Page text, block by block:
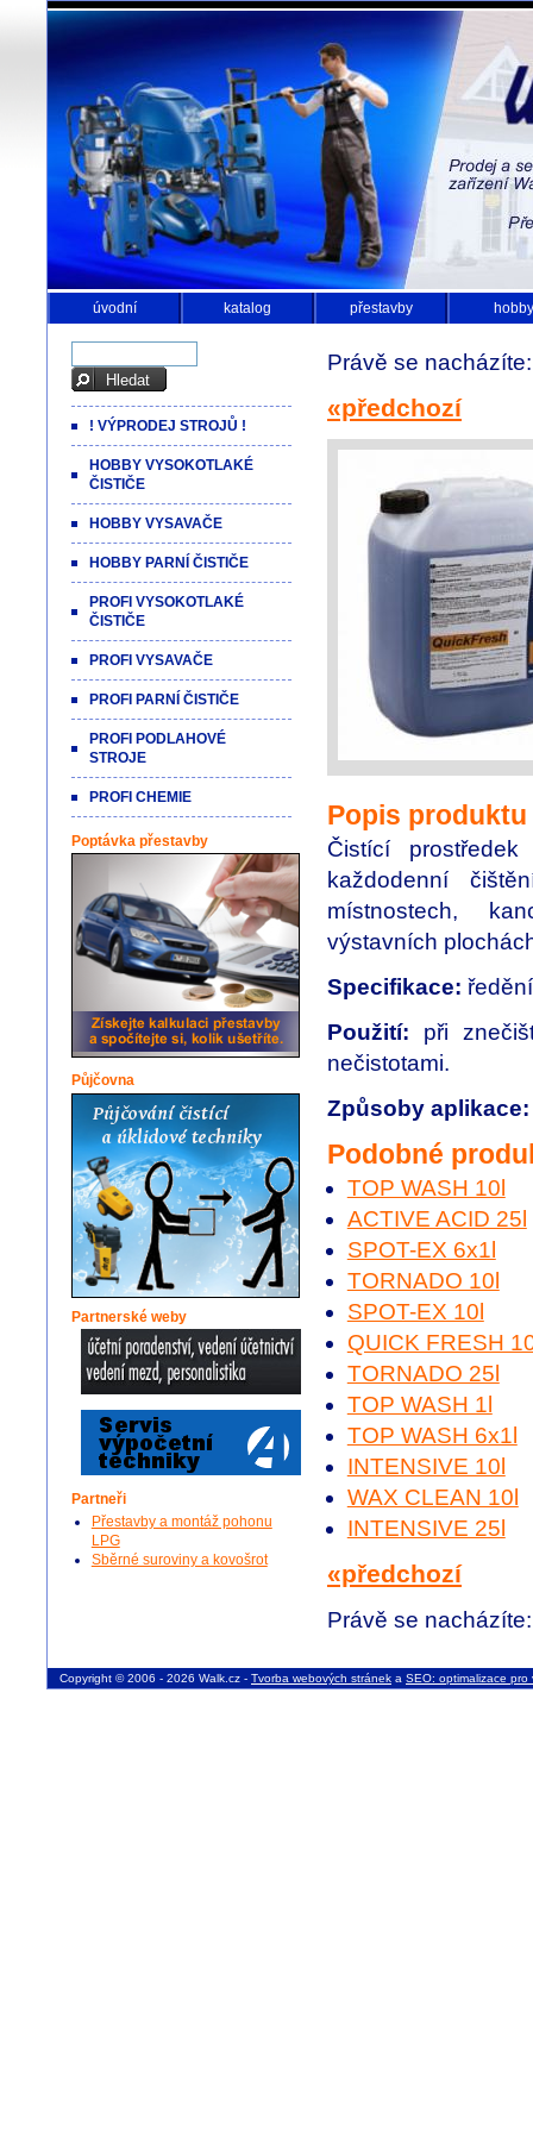
úvodní katalog přestavby hobby
Právě se
«předchozí
Popis produktu
Čistící
každodenní
místnostech,
výstavních
Specifikace:
Použití: při
nečistotami.
Způsoby aplikace:
Podobné
TOP WASH 10l
ACTIVE ACID 25l
SPOT-EX 6x1l
TORNADO 10l
SPOT-EX 10l
QUICK FRESH
TORNADO 25l
TOP WASH 1l
TOP WASH 6x1l
INTENSIVE 10l
WAX CLEAN 10l
INTENSIVE 25l
«předchozí
Právě se
! VÝPRODEJ STROJŮ !
HOBBY VYSOKOTLAKÉ
ČISTIČE
HOBBY VYSAVAČE
HOBBY PARNÍ ČISTIČE
PROFI VYSOKOTLAKÉ
ČISTIČE
PROFI VYSAVAČE
PROFI PARNÍ ČISTIČE
PROFI PODLAHOVÉ
STROJE
PROFI CHEMIE
Poptávka přestavby
Půjčovna
Partnerské weby
Partneři
Přestavby a montáž pohonu
LPG
Sběrné suroviny a kovošrot
Copyright © 2006 - 2026 Walk.cz - Tvorba webových stránek a SEO: optimalizace pro